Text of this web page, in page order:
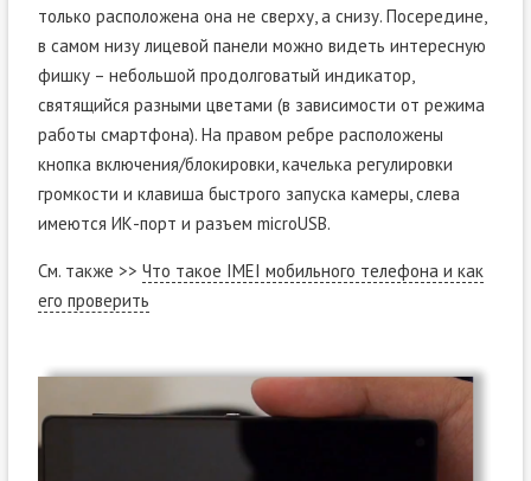
только расположена она не сверху, а снизу. Посередине,
в самом низу лицевой панели можно видеть интересную
фишку – небольшой продолговатый индикатор,
святящийся разными цветами (в зависимости от режима
работы смартфона). На правом ребре расположены
кнопка включения/блокировки, качелька регулировки
громкости и клавиша быстрого запуска камеры, слева
имеются ИК-порт и разъем microUSB.
См. также >> Что такое IMEI мобильного телефона и как
его проверить